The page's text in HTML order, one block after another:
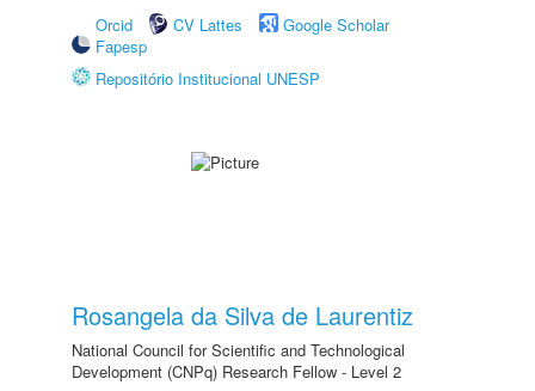
Orcid
CV Lattes
Google Scholar
Fapesp
Repositório Institucional UNESP
Rosangela da Silva de Laurentiz
National Council for Scientific and Technological
Development (CNPq) Research Fellow - Level 2